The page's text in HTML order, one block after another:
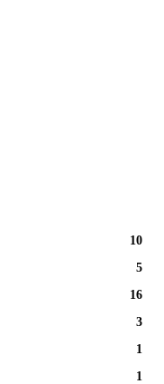
10
5
16
3
1
1